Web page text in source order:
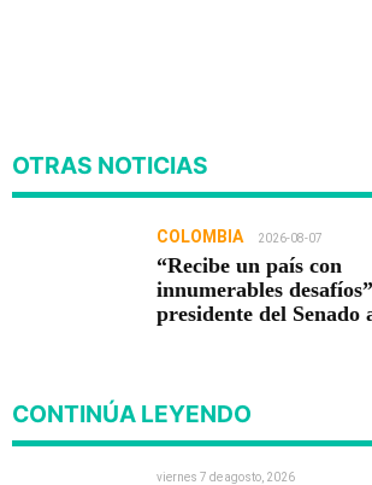
OTRAS NOTICIAS
COLOMBIA 2026-08-07
“Recibe un país con
innumerables
presidente del Senado
CONTINÚA LEYENDO
viernes 7 de agosto, 2026